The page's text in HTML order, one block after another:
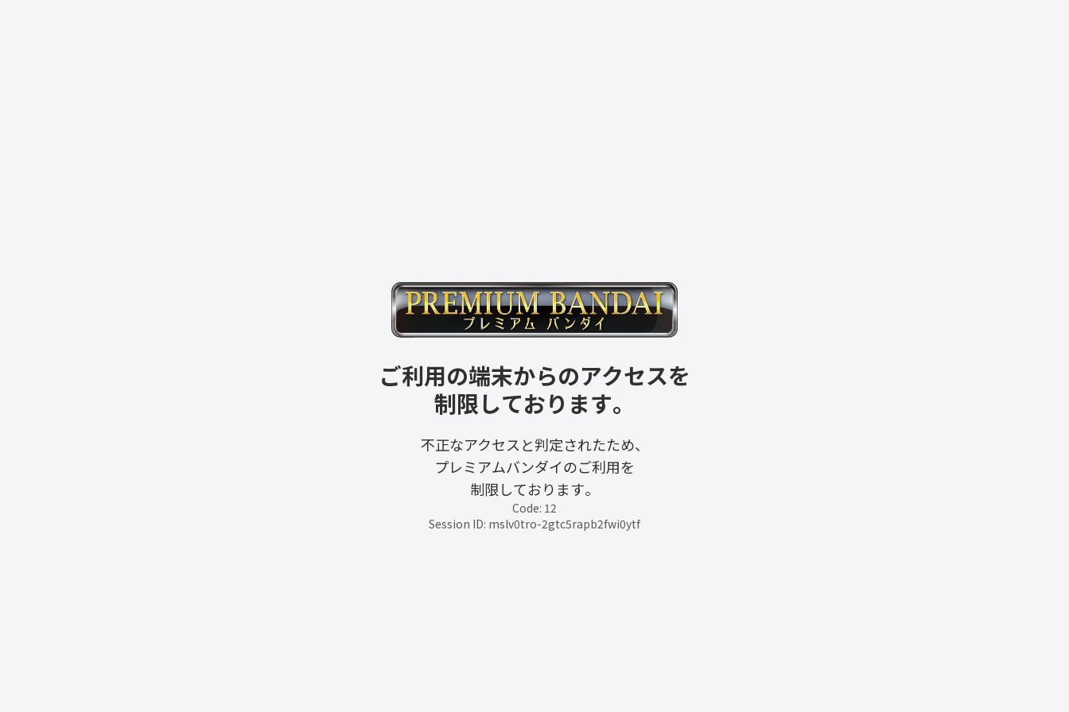
ご利用の端末からのアクセスを
制限しております。
不正なアクセスと判定されたため、
プレミアムバンダイのご利用を
制限しております。
Code: 12
Session ID: mslv0tro-2gtc5rapb2fwi0ytf